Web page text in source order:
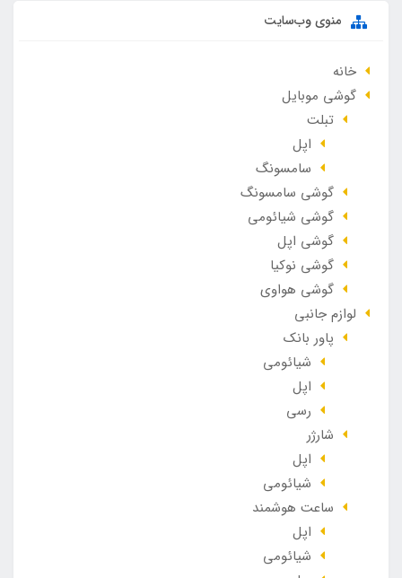
منوی وب‌سایت
خانه
گوشی موبایل
تبلت
اپل
سامسونگ
گوشی سامسونگ
گوشی شیائومی
گوشی اپل
گوشی نوکیا
گوشی هواوی
لوازم جانبی
پاور بانک
شیائومی
اپل
رسی
شارژر
اپل
شیائومی
ساعت هوشمند
اپل
شیائومی